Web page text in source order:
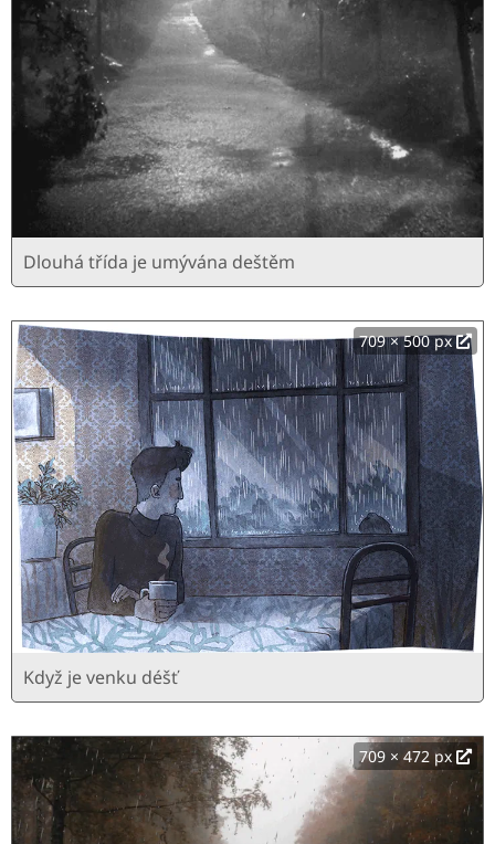
Dlouhá třída je umývána deštěm
709 × 500 px
Když je venku déšť
709 × 472 px